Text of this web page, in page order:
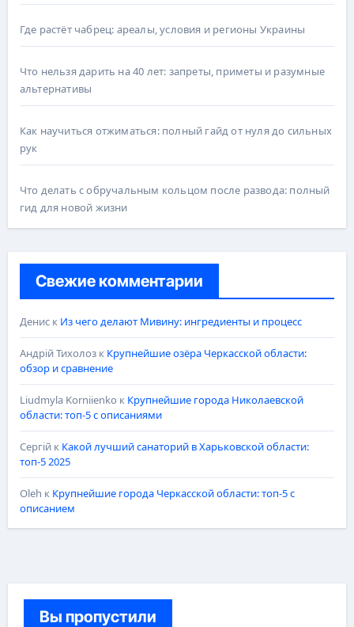
Где растёт чабрец: ареалы, условия и регионы Украины
Что нельзя дарить на 40 лет: запреты, приметы и разумные
альтернативы
Как научиться отжиматься: полный гайд от нуля до сильных
рук
Что делать с обручальным кольцом после развода: полный
гид для новой жизни
Свежие комментарии
Дениск Из чего делают Мивину: ингредиенты и процесс
Андрій Тихолозк Крупнейшие озёра Черкасской области:
обзор и сравнение
Liudmyla Korniienko к Крупнейшие города Николаевской
области: топ-5 с описаниями
Сергійк Какой лучший санаторий в Харьковской области:
топ-5 2025
Oleh к Крупнейшие города Черкасской области: топ-5 с
описанием
Вы пропустили